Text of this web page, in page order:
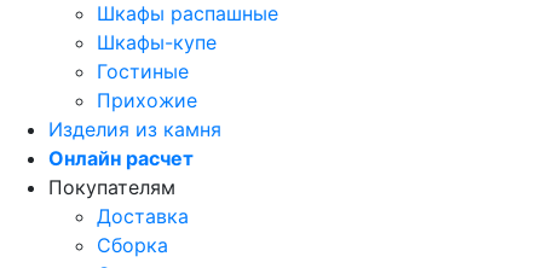
Шкафы распашные
Шкафы-купе
Гостиные
Прихожие
Изделия из камня
Онлайн расчет
Покупателям
Доставка
Сборка